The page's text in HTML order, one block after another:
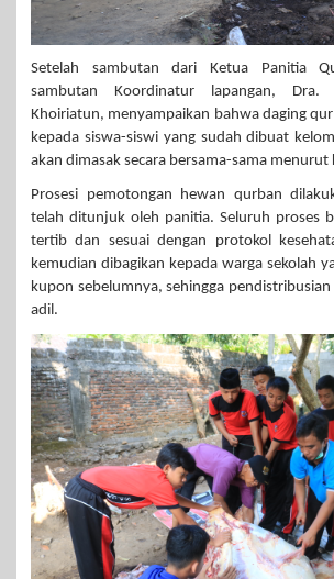
Setelah sambutan dari Ketua Panitia
sambutan Koordinatur lapangan, Dra.
Khoiriatun, menyampaikan bahwa daging
kepada siswa-siswi yang sudah dibuat
akan dimasak secara bersama-sama
Prosesi pemotongan hewan qurban
telah ditunjuk oleh panitia. Seluruh proses
tertib dan sesuai dengan protokol
kemudian dibagikan kepada warga sekolah
kupon sebelumnya, sehingga
adil.